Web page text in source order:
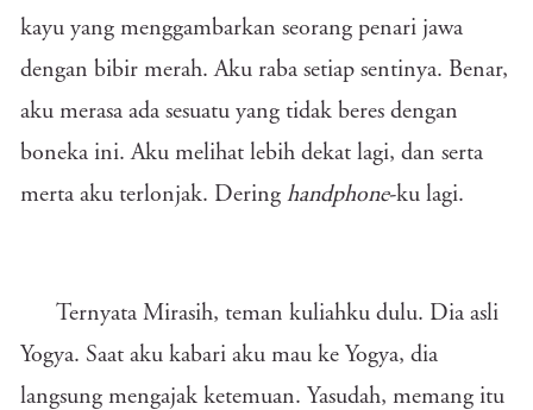
kayu yang menggambarkan seorang penari jawa
dengan bibir merah. Aku raba setiap sentinya. Benar,
aku merasa ada sesuatu yang tidak beres dengan
boneka ini. Aku melihat lebih dekat lagi, dan serta
merta aku terlonjak. Dering handphone-ku lagi.
Ternyata Mirasih, teman kuliahku dulu. Dia asli
Yogya. Saat aku kabari aku mau ke Yogya, dia
langsung mengajak ketemuan. Yasudah, memang itu